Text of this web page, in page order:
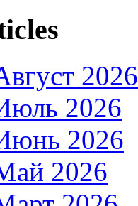
2026
2026
2026
2026